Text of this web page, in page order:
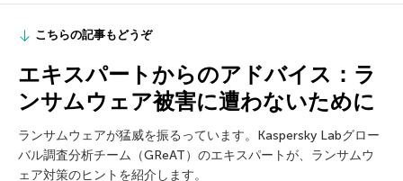
こちらの記事もどうぞ
エキスパートからのアドバイス：ラ
ンサムウェア被害に遭わないために
ランサムウェアが猛威を振るっています。Kaspersky Labグロー
バル調査分析チーム（GReAT）のエキスパートが、ランサムウ
ェア対策のヒントを紹介します。